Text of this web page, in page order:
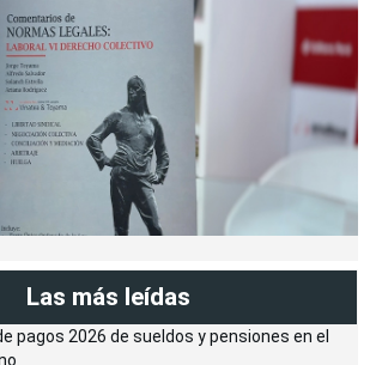
Las más leídas
pagos 2026 de sueldos y pensiones en el